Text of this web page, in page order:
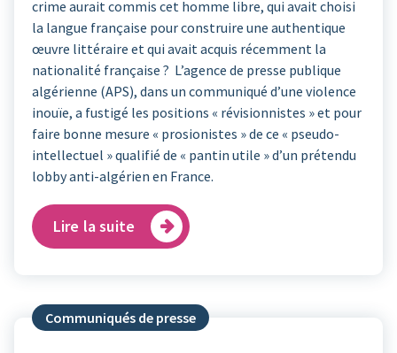
crime aurait commis cet homme libre, qui avait choisi
la langue française pour construire une authentique
œuvre littéraire et qui avait acquis récemment la
nationalité française ? L’agence de presse publique
algérienne (APS), dans un communiqué d’une violence
inouïe, a fustigé les positions « révisionnistes » et pour
faire bonne mesure « prosionistes » de ce « pseudo-
intellectuel » qualifié de « pantin utile » d’un prétendu
lobby anti-algérien en France.
Lire la suite
Communiqués de presse